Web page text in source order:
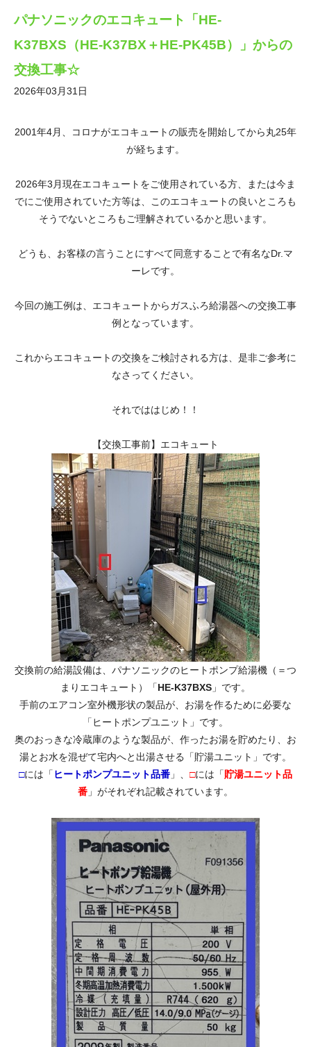
パナソニックのエコキュート「HE-
K37BXS（HE-K37BX＋HE-PK45B）」からの
交換工事☆
2026年03月31日
2001年4月、コロナがエコキュートの販売を開始してから丸25年
が経ちます。
2026年3月現在エコキュートをご使用されている方、または今ま
でにご使用されていた方等は、このエコキュートの良いところも
そうでないところもご理解されているかと思います。
どうも、お客様の言うことにすべて同意することで有名なDr.マ
ーレです。
今回の施工例は、エコキュートからガスふろ給湯器への交換工事
例となっています。
これからエコキュートの交換をご検討される方は、是非ご参考に
なさってください。
それでははじめ！！
【交換工事前】エコキュート
交換前の給湯設備は、パナソニックのヒートポンプ給湯機（＝つ
まりエコキュート）「HE-K37BXS 」です。
手前のエアコン室外機形状の製品が、お湯を作るために必要な
「ヒートポンプユニット」です。
奥のおっきな冷蔵庫のような製品が、作ったお湯を貯めたり、お
湯とお水を混ぜて宅内へと出湯させる「貯湯ユニット」です。
□には「 ヒートポンプユニット品番 」、 □には「貯湯ユニット品
番 」がそれぞれ記載されています。